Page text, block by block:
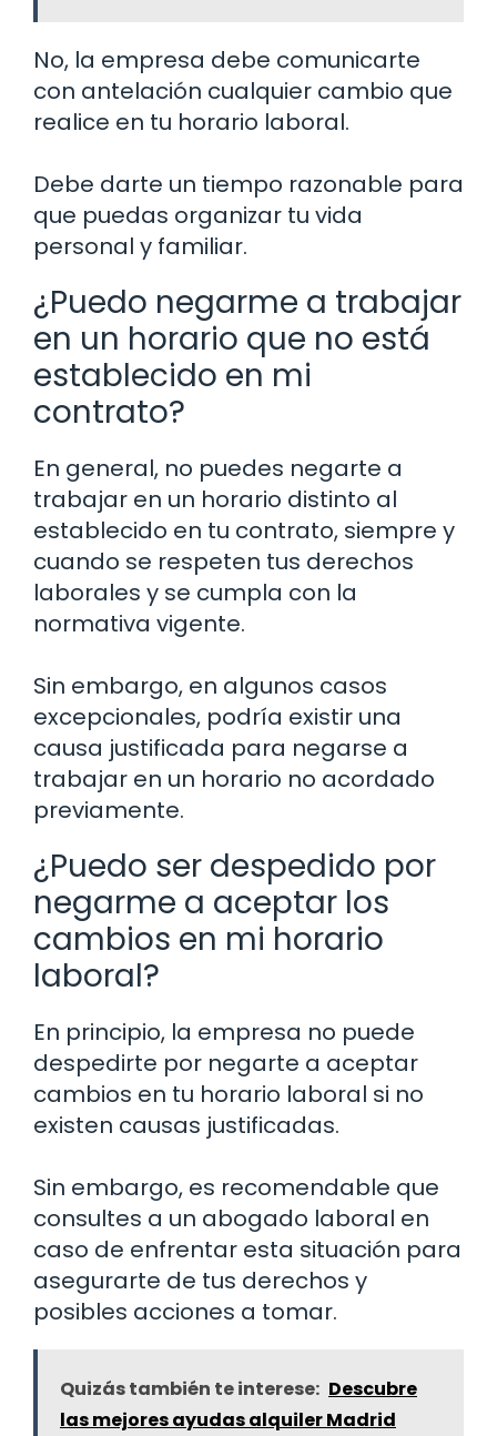
No, la empresa debe comunicarte
con antelación cualquier cambio que
realice en tu horario laboral.
Debe darte un tiempo razonable para
que puedas organizar tu vida
personal y familiar.
¿Puedo negarme a trabajar
en un horario que no está
establecido en mi
contrato?
En general, no puedes negarte a
trabajar en un horario distinto al
establecido en tu contrato, siempre y
cuando se respeten tus derechos
laborales y se cumpla con la
normativa vigente.
Sin embargo, en algunos casos
excepcionales, podría existir una
causa justificada para negarse a
trabajar en un horario no acordado
previamente.
¿Puedo ser despedido por
negarme a aceptar los
cambios en mi horario
laboral?
En principio, la empresa no puede
despedirte por negarte a aceptar
cambios en tu horario laboral si no
existen causas justificadas.
Sin embargo, es recomendable que
consultes a un abogado laboral en
caso de enfrentar esta situación para
asegurarte de tus derechos y
posibles acciones a tomar.
Quizás también te interese: Descubre
las mejores ayudas alquiler Madrid